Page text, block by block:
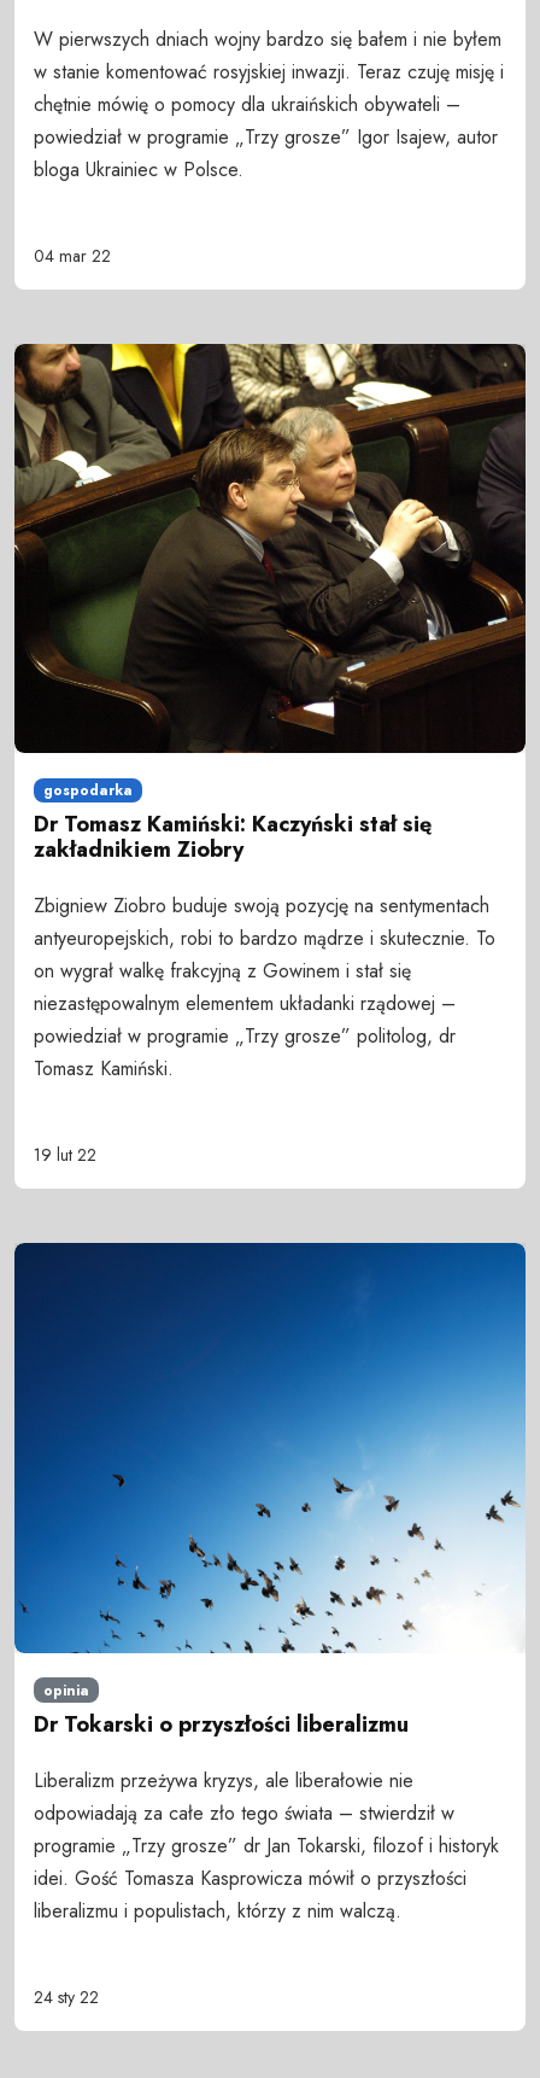
W pierwszych dniach wojny bardzo się bałem i nie byłem
w stanie komentować rosyjskiej inwazji. Teraz czuję misję i
chętnie mówię o pomocy dla ukraińskich obywateli –
powiedział w programie „Trzy grosze” Igor Isajew, autor
bloga Ukrainiec w Polsce.
04 mar 22
gospodarka
Dr Tomasz Kamiński: Kaczyński stał się
zakładnikiem Ziobry
Zbigniew Ziobro buduje swoją pozycję na sentymentach
antyeuropejskich, robi to bardzo mądrze i skutecznie. To
on wygrał walkę frakcyjną z Gowinem i stał się
niezastępowalnym elementem układanki rządowej –
powiedział w programie „Trzy grosze” politolog, dr
Tomasz Kamiński.
19 lut 22
opinia
Dr Tokarski o przyszłości liberalizmu
Liberalizm przeżywa kryzys, ale liberałowie nie
odpowiadają za całe zło tego świata – stwierdził w
programie „Trzy grosze” dr Jan Tokarski, filozof i historyk
idei. Gość Tomasza Kasprowicza mówił o przyszłości
liberalizmu i populistach, którzy z nim walczą.
24 sty 22